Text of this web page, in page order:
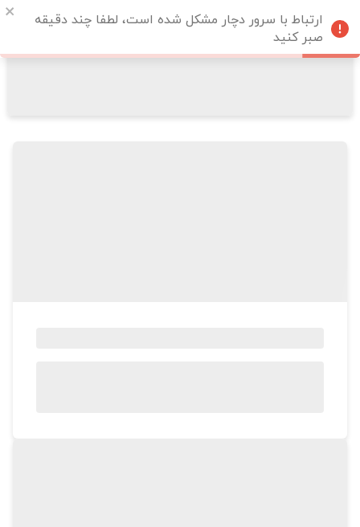
ارتباط با سرور دچار مشکل شده است، لطفا چند دقیقه
صبر کنید